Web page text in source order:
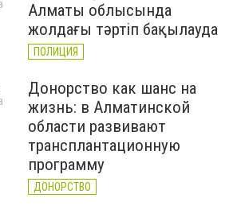
Алматы облысында
жолдағы тәртіп бақылауда
ПОЛИЦИЯ
Донорство как шанс на
жизнь: в Алматинской
области развивают
трансплантационную
программу
ДОНОРСТВО